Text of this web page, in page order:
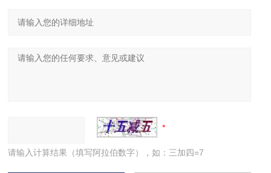
请输入计算结果（填写阿拉伯数字），如：三加四=7